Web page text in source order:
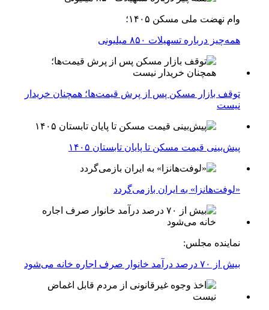
وام نهضت ملی مسکن ۱۴۰۵؛
همه‌چیز درباره تسهیلات ۸۵۰ میلیونی
توقف بازار مسکن پس از پرش قیمت‌ها؛ همچنان خریدار
نیست
پیش‌بینی قیمت مسکن تا پایان تابستان ۱۴۰۵
«لوفت‌هانزا» به ایران بازمی‌گردد
نماینده مجلس:
بیش از ۷۰ درصد درآمد خانوار صرف اجاره خانه می‌شود